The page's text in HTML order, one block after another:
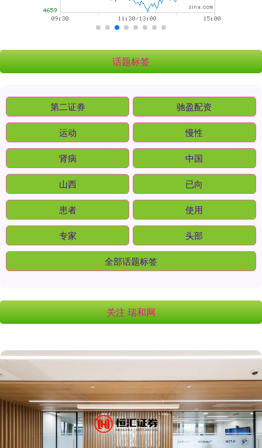
话题标签
第二证券 驰盈配资
运动 慢性
肾病 中国
山西 已向
患者 使用
专家 头部
全部话题标签
关注 瑞和网